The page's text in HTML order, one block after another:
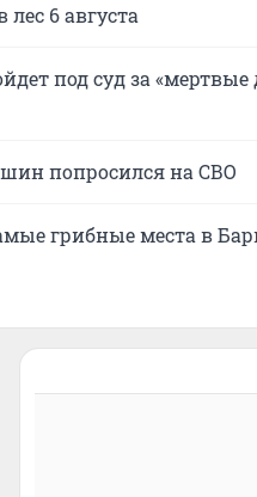
6 августа
под суд за
попросился на СВО
грибные места в